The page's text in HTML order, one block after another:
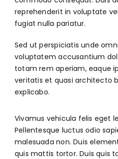
reprehenderit in voluptate
fugiat nulla pariatur.
Sed ut perspiciatis unde
voluptatem accusantium
totam rem aperiam, eaque
veritatis et quasi architecto
explicabo.
Vivamus vehicula felis eget
Pellentesque luctus odio
malesuada non. Duis
quis mattis tortor. Duis quis